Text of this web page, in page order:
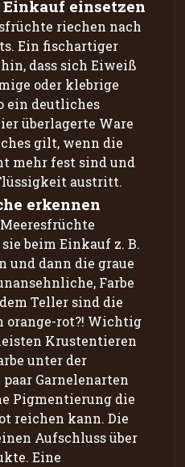
Einkauf einsetzen
riechen nach
Ein fischartiger
dass sich Eiweiß
oder klebrige
ein deutliches
überlagerte Ware
gilt, wenn die
mehr fest sind und
austritt.
erkennen
beim Einkauf z. B.
und dann die graue
Farbe
Teller sind die
orange-rot?! Wichtig
Krustentieren
unter der
Garnelenarten
Pigmentierung die
reichen kann. Die
Aufschluss über
Eine